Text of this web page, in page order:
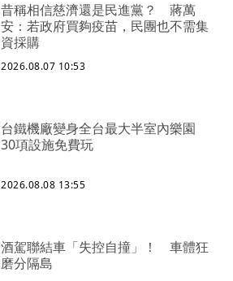
昔稱相信慈濟還是民進黨？ 蔣萬
安：若政府買夠疫苗，民團也不需集
資採購
2026.08.07 10:53
台鐵機廠變身全台最大半室內樂園
30項設施免費玩
2026.08.08 13:55
酒駕聯結車「失控自撞」！ 車體狂
磨分隔島